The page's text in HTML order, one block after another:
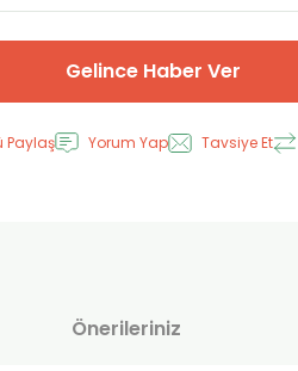
Gelince Haber Ver
Paylaş Yorum Yap Tavsiye Et
Önerileriniz